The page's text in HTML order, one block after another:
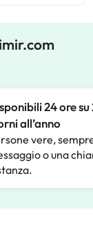
24 ore su
all’anno
vere,
o una